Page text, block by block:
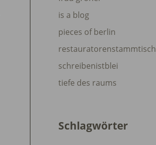
is a blog
pieces of berlin
restauratorenstammtisch
schreibenistblei
tiefe des raums
Schlagwörter